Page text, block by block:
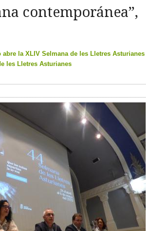
contemporánea”,
la XLIV Selmana de les Lletres Asturianes
les Lletres Asturianes